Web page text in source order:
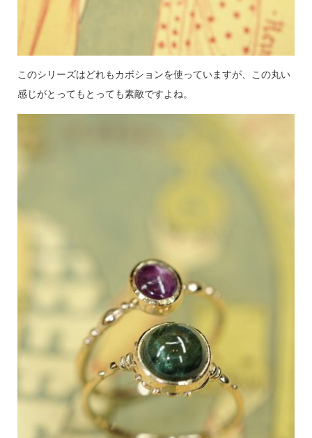
このシリーズはどれもカボションを使っていますが、この丸い
感じがとってもとっても素敵ですよね。